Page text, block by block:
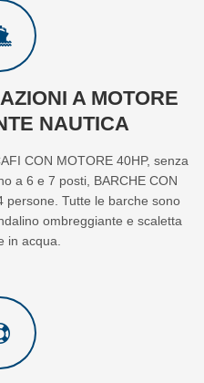
A MOTORE
NAUTICA
CON MOTORE 40HP, senza
a 6 e 7 posti, BARCHE CON
persone. Tutte le barche sono
ombreggiante e scaletta
in acqua.